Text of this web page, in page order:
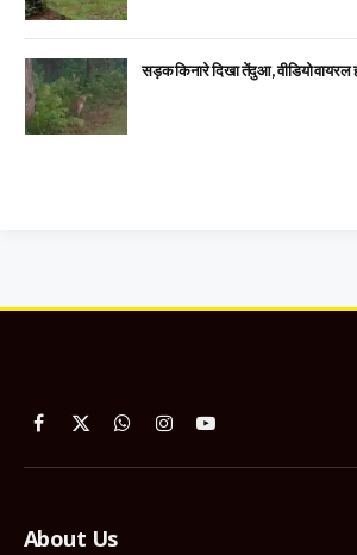
सड़क किनारे दिखा तेंदुआ, वीडियो वायरल
Facebook
X
WhatsApp
InstagramYouTube
About Us